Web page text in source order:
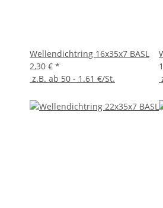
Wellendichtring 16x35x7 BASL
2,30 € *
z.B. ab 50 - 1.61 €/St.